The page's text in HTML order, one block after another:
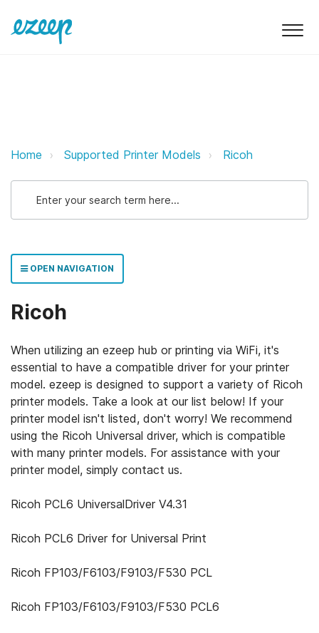
Ricoh ezeep Support Support
Home Supported Printer Models Ricoh
OPEN NAVIGATION
Ricoh
When utilizing an ezeep hub or printing via WiFi, it's
essential to have a compatible driver for your printer
model. ezeep is designed to support a variety of Ricoh
printer models. Take a look at our list below! If your
printer model isn't listed, don't worry! We recommend
using the Ricoh Universal driver, which is compatible
with many printer models. For assistance with your
printer model, simply contact us.
Ricoh PCL6 UniversalDriver V4.31
Ricoh PCL6 Driver for Universal Print
Ricoh FP103/F6103/F9103/F530 PCL
Ricoh FP103/F6103/F9103/F530 PCL6